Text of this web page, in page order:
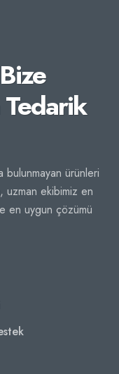
ürünleri
uzman ekibimiz en
en uygun çözümü